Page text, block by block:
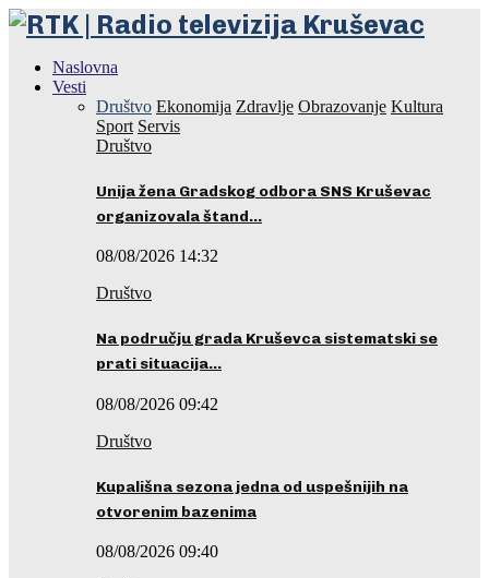
Naslovna
Vesti
Društvo Ekonomija Zdravlje Obrazovanje Kultura
Sport Servis
Društvo
Unija žena Gradskog odbora SNS Kruševac
organizovala štand…
08/08/2026 14:32
Društvo
Na području grada Kruševca sistematski se
prati situacija…
08/08/2026 09:42
Društvo
Kupališna sezona jedna od uspešnijih na
otvorenim bazenima
08/08/2026 09:40